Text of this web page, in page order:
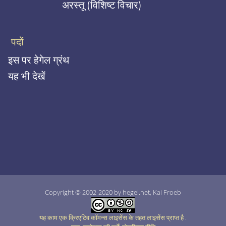
अरस्तू (विशिष्ट विचार)
पदों
इस पर हेगेल ग्रंथ
यह भी देखें
Copyright © 2002-2020 by hegel.net, Kai Froeb
यह काम एक क्रिएटिव कॉमन्स लाइसेंस के तहत लाइसेंस प्राप्त है.